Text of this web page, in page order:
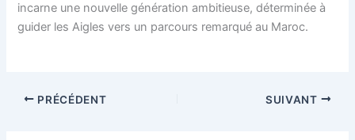
incarne une nouvelle génération ambitieuse, déterminée à
guider les Aigles vers un parcours remarqué au Maroc.
PRÉCÉDENT SUIVANT